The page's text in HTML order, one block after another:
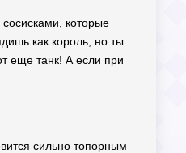
которые
как король, но ты
еще танк! А если при
сильно топорным